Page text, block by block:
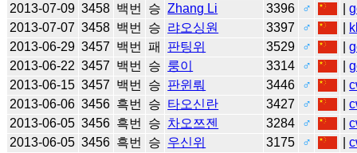
2013-07-09 3458 백번 승 Zhang Li 3396 ♂ |
2013-07-07 3458 백번 승 랴오싱원 3397 ♂
2013-06-29 3457 백번 패 판팅위 3529 ♂ |
2013-06-22 3457 백번 승 룽이 3314 ♂ |
2013-06-15 3457 백번 승 판윈뤄 3446 ♂ |
2013-06-06 3456 흑번 승 타오신란 3427 ♂ |
2013-06-05 3456 흑번 승 차오쯔젠 3284 ♂ |
2013-06-05 3456 흑번 승 우신위 3175 ♂ |